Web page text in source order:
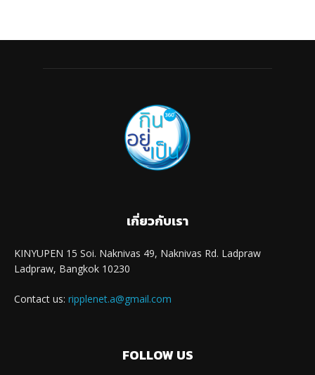
เกี่ยวกับเรา
KINYUPEN 15 Soi. Naknivas 49, Naknivas Rd. Ladpraw
Ladpraw, Bangkok 10230
Contact us: ripplenet.a@gmail.com
FOLLOW US